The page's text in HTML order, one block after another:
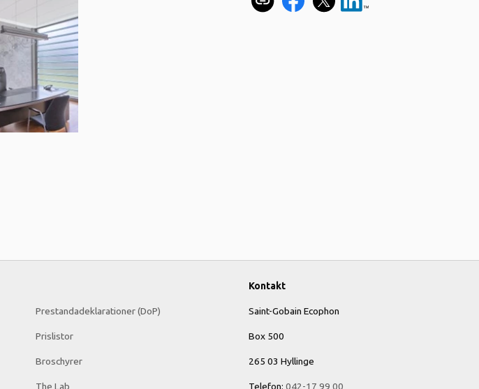
Prestandadeklarationer (DoP)
Prislistor
Broschyrer
The Lab
Kontakt
Saint-Gobain Ecophon
Box 500
265 03 Hyllinge
Telefon: 042-17 99 00